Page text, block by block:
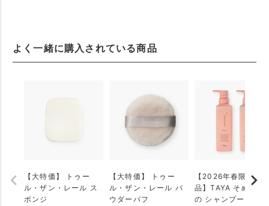
よく一緒に購入されている商品
【大特価】 トゥー
ル・ザン・レール ス
ポンジ
【大特価】 トゥー
ル・ザン・レール パ
ウダーパフ
【2026年春限定商
品】TAYA そめいよ
の シャンプー＆トリ